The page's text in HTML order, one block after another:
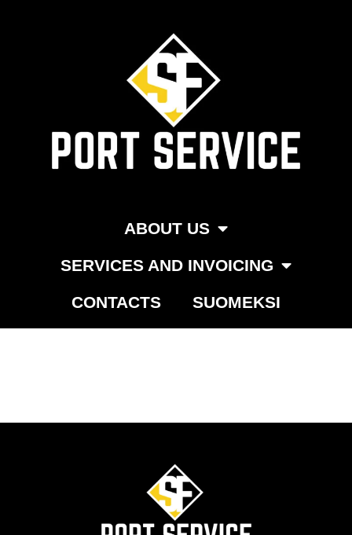
ABOUT US
SERVICES AND INVOICING
CONTACTS SUOMEKSI